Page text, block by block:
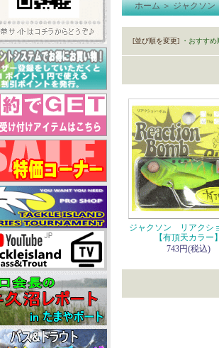
ホーム＞ジャクソン
[並び順を変更] ・おすすめ
ジャクソン リアクシ
【有頂天カラー
743円(税込)